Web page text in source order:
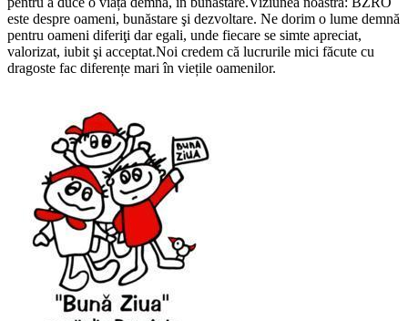
este despre oameni, bunăstare şi dezvoltare. Ne dorim o lume demnă
pentru oameni diferiţi dar egali, unde fiecare se simte apreciat,
valorizat, iubit şi acceptat.Noi credem că lucrurile mici făcute cu
dragoste fac diferențe mari în viețile oamenilor.